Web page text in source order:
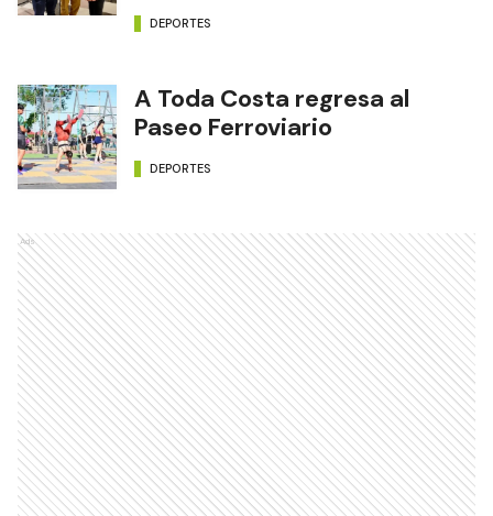
DEPORTES
A Toda Costa regresa al
Paseo Ferroviario
DEPORTES
Ads